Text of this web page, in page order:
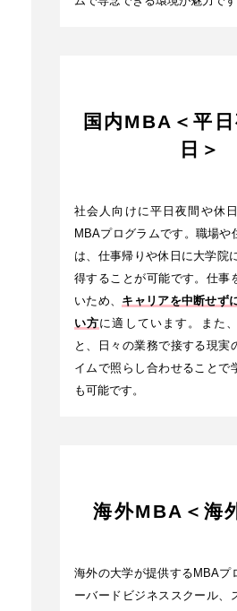
国内MBA＜平
日＞
社会人向けに平日夜間や休
MBAプログラムです。職場や
は、仕事帰りや休日に大学院
得することが可能です。仕事
いため、 キャリアを中断せず
い方に適しています。また
と、日々の業務で接する現実
イムで照らし合わせることで
も可能です。
海外MBA＜海
海外の大学が提供するMBAプ
ーバードビジネススクール、